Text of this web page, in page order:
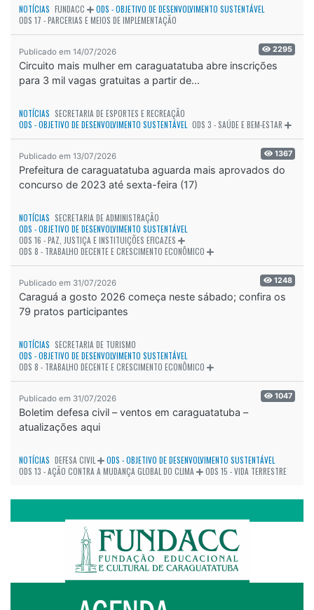
NOTÍCIAS FUNDACC
ODS - OBJETIVO DE DESENVOLVIMENTO SUSTENTÁVEL
ODS 17 - PARCERIAS E MEIOS DE IMPLEMENTAÇÃO
Publicado em 14/07/2026 2295
Circuito mais mulher em caraguatatuba abre inscrições
para 3 mil vagas gratuitas a partir de...
NOTÍCIAS SECRETARIA DE ESPORTES E RECREAÇÃO
ODS - OBJETIVO DE DESENVOLVIMENTO SUSTENTÁVEL ODS 3 - SAÚDE E BEM-ESTAR
Publicado em 13/07/2026 1367
Prefeitura de caraguatatuba aguarda mais aprovados do
concurso de 2023 até sexta-feira (17)
NOTÍCIAS SECRETARIA DE ADMINISTRAÇÃO
ODS - OBJETIVO DE DESENVOLVIMENTO SUSTENTÁVEL
ODS 16 - PAZ, JUSTIÇA E INSTITUIÇÕES EFICAZES
ODS 8 - TRABALHO DECENTE E CRESCIMENTO ECONÔMICO
Publicado em 31/07/2026 1248
Caraguá a gosto 2026 começa neste sábado; confira os
79 pratos participantes
NOTÍCIAS SECRETARIA DE TURISMO
ODS - OBJETIVO DE DESENVOLVIMENTO SUSTENTÁVEL
ODS 8 - TRABALHO DECENTE E CRESCIMENTO ECONÔMICO
Publicado em 31/07/2026 1047
Boletim defesa civil – ventos em caraguatatuba –
atualizações aqui
NOTÍCIAS DEFESA CIVIL
ODS - OBJETIVO DE DESENVOLVIMENTO SUSTENTÁVEL
ODS 13 - AÇÃO CONTRA A MUDANÇA GLOBAL DO CLIMA
ODS 15 - VIDA TERRESTRE